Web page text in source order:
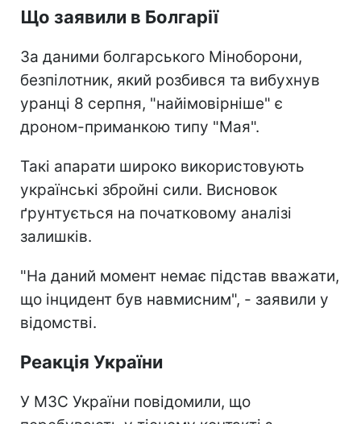
Що заявили в Болгарії
За даними болгарського Міноборони,
безпілотник, який розбився та вибухнув
уранці 8 серпня, "найімовірніше" є
дроном-приманкою типу "Мая".
Такі апарати широко використовують
українські збройні сили. Висновок
ґрунтується на початковому аналізі
залишків.
"На даний момент немає підстав вважати,
що інцидент був навмисним", - заявили у
відомстві.
Реакція України
У МЗС України повідомили, що